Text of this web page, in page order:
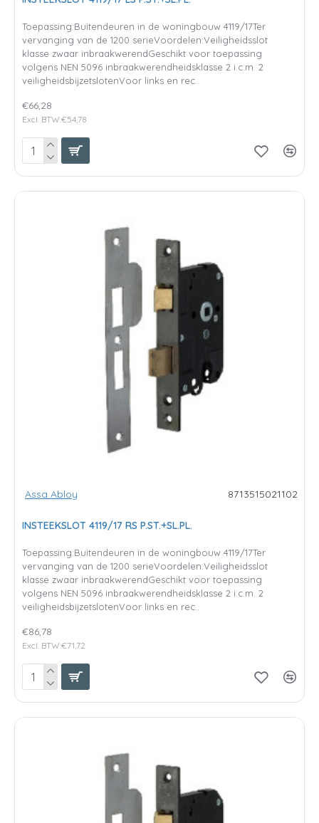
Toepassing:Buitendeuren in de woningbouw 4119/17Ter
vervanging van de 1200 serieVoordelen:Veiligheidsslot
klasse zwaar inbraakwerendGeschikt voor toepassing
volgens NEN 5096 inbraakwerendheidsklasse 2 i.c.m. 2
veiligheidsbijzetslotenVoor links en rec..
€66,28
Excl. BTW:€54,78
Assa Abloy 8713515021102
INSTEEKSLOT 4119/17 RS P.ST.+SL.PL.
Toepassing:Buitendeuren in de woningbouw 4119/17Ter
vervanging van de 1200 serieVoordelen:Veiligheidsslot
klasse zwaar inbraakwerendGeschikt voor toepassing
volgens NEN 5096 inbraakwerendheidsklasse 2 i.c.m. 2
veiligheidsbijzetslotenVoor links en rec..
€86,78
Excl. BTW:€71,72